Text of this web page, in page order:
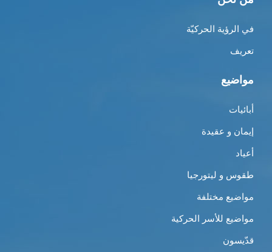
في الرؤية الحركيّة
تعريف
مواضيع
أبائيات
إيمان و عقيدة
أعياد
طقوس و ليتورجيا
مواضيع مختلفة
مواضيع للأسر الحركية
قدّيسون